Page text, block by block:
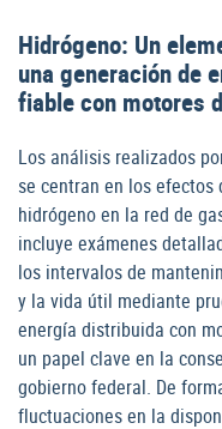
Hidrógeno: Un
una generación de
fiable con motores
Los análisis realizados
se centran en los
hidrógeno en la red de
incluye exámenes
los intervalos de
y la vida útil mediante
energía distribuida con
un papel clave en la
gobierno federal. De
fluctuaciones en la